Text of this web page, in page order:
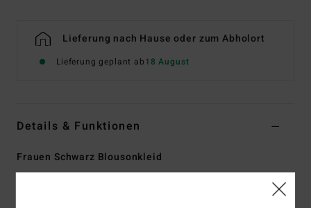
Lieferung nach Hause oder zum Abholort
Lieferung geplant ab18 August
Details & Funktionen
Frauen Schwarz Blousonkleid